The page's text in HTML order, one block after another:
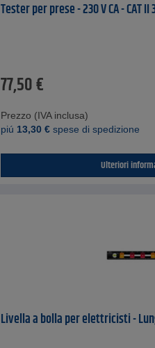
Tester per prese - 230 V CA - CAT II
77,50€
Prezzo (IVA inclusa)
piú 13,30 €spese di spedizione
Ulteriori
Livella a bolla per elettricisti -